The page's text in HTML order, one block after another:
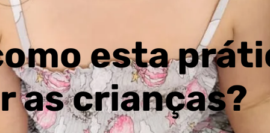
esta
as crianças?